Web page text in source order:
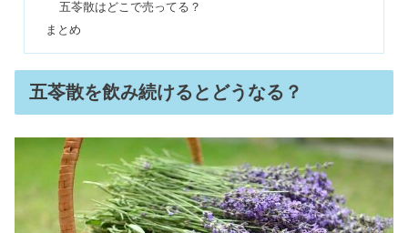
は嘘？タブレット＆PCの評判
まで？つけない方がいい？
カバーマークの口コミは悪いの？ドン
キで安く買う方法や年齢層も
五苓散はどこで売ってる？
まとめ
五苓散を飲み続けるとどうなる？